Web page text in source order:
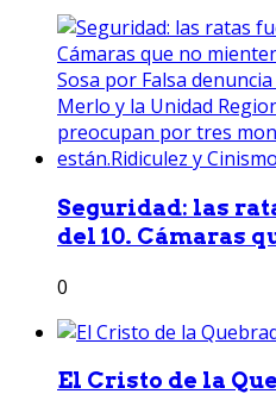
Seguridad: las
del 10. Cámaras
0
El Cristo de la